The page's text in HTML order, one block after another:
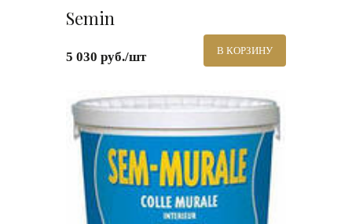
Semin
5 030 руб./шт В КОРЗИНУ